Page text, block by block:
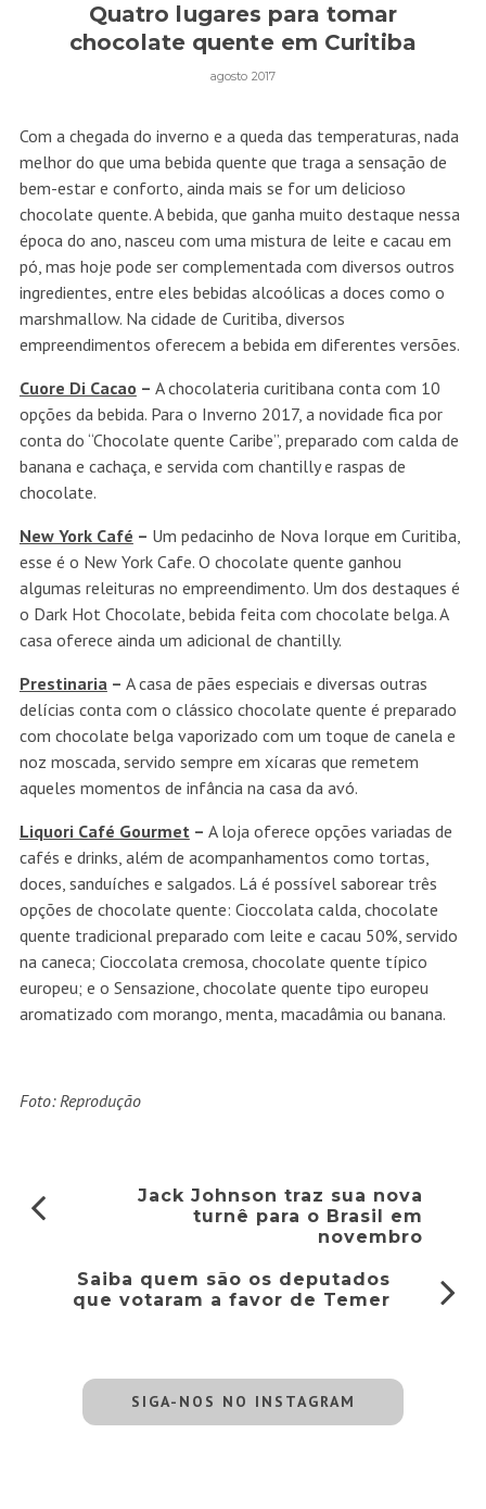
Quatro lugares para tomar
chocolate quente em Curitiba
agosto 2017
Com a chegada do inverno e a queda das temperaturas, nada
melhor do que uma bebida quente que traga a sensação de
bem-estar e conforto, ainda mais se for um delicioso
chocolate quente. A bebida, que ganha muito destaque nessa
época do ano, nasceu com uma mistura de leite e cacau em
pó, mas hoje pode ser complementada com diversos outros
ingredientes, entre eles bebidas alcoólicas a doces como o
marshmallow. Na cidade de Curitiba, diversos
empreendimentos oferecem a bebida em diferentes versões.
Cuore Di Cacao – A chocolateria curitibana conta com 10
opções da bebida. Para o Inverno 2017, a novidade fica por
conta do “Chocolate quente Caribe”, preparado com calda de
banana e cachaça, e servida com chantilly e raspas de
chocolate.
New York Café – Um pedacinho de Nova Iorque em Curitiba,
esse é o New York Cafe. O chocolate quente ganhou
algumas releituras no empreendimento. Um dos destaques é
o Dark Hot Chocolate, bebida feita com chocolate belga. A
casa oferece ainda um adicional de chantilly.
Prestinaria– A casa de pães especiais e diversas outras
delícias conta com o clássico chocolate quente é preparado
com chocolate belga vaporizado com um toque de canela e
noz moscada, servido sempre em xícaras que remetem
aqueles momentos de infância na casa da avó.
Liquori Café Gourmet– A loja oferece opções variadas de
cafés e drinks, além de acompanhamentos como tortas,
doces, sanduíches e salgados. Lá é possível saborear três
opções de chocolate quente: Cioccolata calda, chocolate
quente tradicional preparado com leite e cacau 50%, servido
na caneca; Cioccolata cremosa, chocolate quente típico
europeu; e o Sensazione, chocolate quente tipo europeu
aromatizado com morango, menta, macadâmia ou banana.
Foto: Reprodução
Jack Johnson traz sua nova
turnê para o Brasil em
novembro
Saiba quem são os deputados
que votaram a favor de Temer
SIGA-NOS NO INSTAGRAM